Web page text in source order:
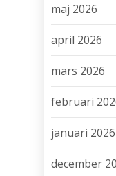
maj 2026
april 2026
mars 2026
februari
januari 2026
december